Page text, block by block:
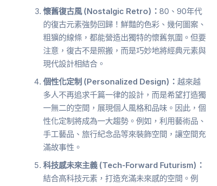
懷舊復古風 (Nostalgic Retro)：80、90年代
的復古元素強勢回歸！鮮豔的色彩、幾何圖案、
粗獷的線條，都能營造出獨特的懷舊氛圍。但要
注意，復古不是照搬，而是巧妙地將經典元素與
現代設計相結合。
個性化定制 (Personalized Design)：越來越
多人不再追求千篇一律的設計，而是希望打造獨
一無二的空間，展現個人風格和品味。因此，個
性化定制將成為一大趨勢。例如，利用藝術品、
手工藝品、旅行紀念品等來裝飾空間，讓空間充
滿故事性。
科技感未來主義 (Tech-Forward Futurism)：
結合高科技元素，打造充滿未來感的空間。例